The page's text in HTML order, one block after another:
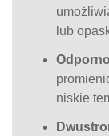
lub
niskie